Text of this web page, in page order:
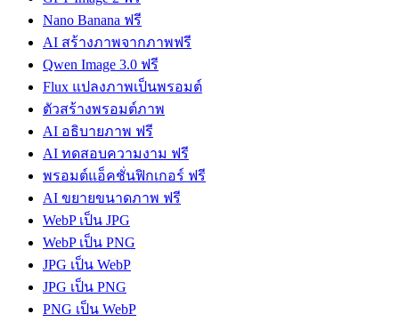
Nano Banana ฟรี
AI สร้างภาพจากภาพฟรี
Qwen Image 3.0 ฟรี
Flux แปลงภาพเป็นพรอมต์
ตัวสร้างพรอมต์ภาพ
AI อธิบายภาพ ฟรี
AI ทดสอบความงาม ฟรี
พรอมต์แอ็คชั่นฟิกเกอร์ ฟรี
AI ขยายขนาดภาพ ฟรี
WebP เป็น JPG
WebP เป็น PNG
JPG เป็น WebP
JPG เป็น PNG
PNG เป็น WebP